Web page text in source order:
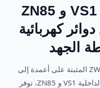
ZW32 و ZW20 و VS1 و ZN85
كهربائية
الجهد
من الوحدات الخارجية ZW32 و ZW20 المثبتة على أعمدة إلى
قواطع الدائرة الكهربائية الفراغية الداخلية VS1 و ZN85، توفر